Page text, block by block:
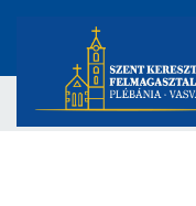
KEZDŐLAP
Ön itt van: Címlap